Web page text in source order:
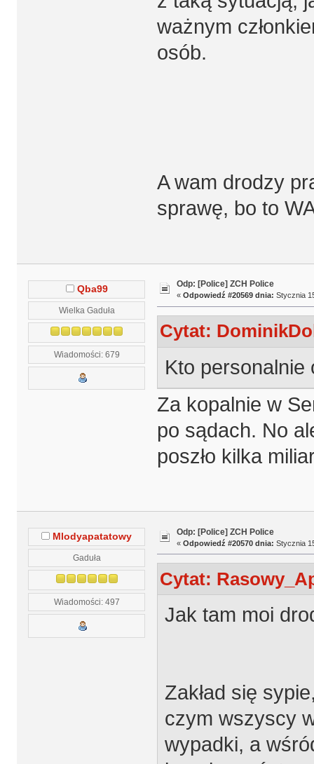
ważnym
osób.
A wam drodzy
sprawę, bo to
Qba99
Wielka Gaduła
Wiadomości: 679
Odp: [Police] ZCH Police
« Odpowiedź #20569 dnia: Stycznia
Cytat:
Kto personalnie
Za kopalnie w
po sądach. No
poszło kilka
Mlodyapatatowy
Gaduła
Wiadomości: 497
Odp: [Police] ZCH Police
« Odpowiedź #20570 dnia: Stycznia
Cytat:
Jak tam moi
Zakład się
czym wszyscy
wypadki, a